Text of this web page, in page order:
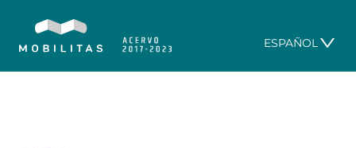
ESPAÑOL